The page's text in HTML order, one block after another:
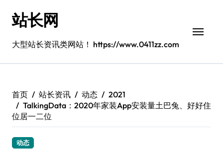
站长网
大型站长资讯类网站！ https://www.0411zz.com
首页 站长资讯 动态
2021
TalkingData：2020年家装App安装量土巴兔、好好住
位居一二位
动态